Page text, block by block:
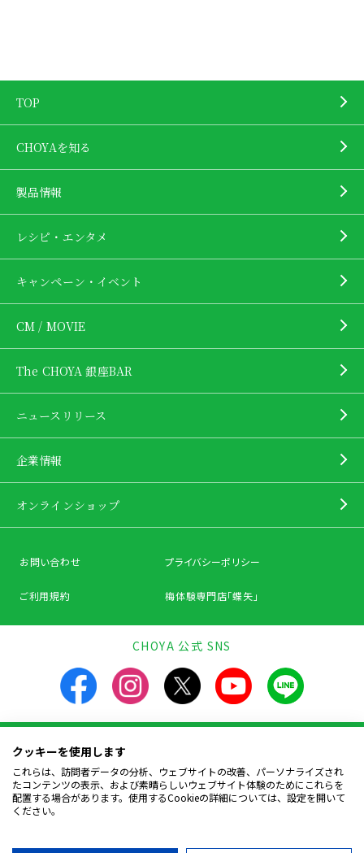
TOP
CHOYAを知る
製品情報
レシピ・エンタメ
キャンペーン・イベント
CM / MOVIE
The CHOYA 銀座BAR
ニュースリリース
企業情報
オンラインショップ
お問い合わせ プライバシーポリシー
ご利用規約 梅体験専門店「蝶矢」
CHOYA 公式 SNS
飲酒は20歳になってから。飲酒運転は法律で禁止されています。
お酒は楽しく適量を。飲んだあとはリサイクルへ。
妊娠中や授乳期の飲酒は、胎児・幼児の発育に
悪影響を与えるおそれがあります。
All Rights Reserved.
クッキーを使用します
これらは、訪問者データの分析、ウェブサイトの改善、パーソナライズされ
たコンテンツの表示、および素晴らしいウェブサイト体験のためにこれらを
配置する場合があります。使用するCookieの詳細については、設定を開いて
ください。